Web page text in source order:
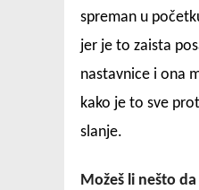
spreman u
jer je to zaista
nastavnice i ona
kako je to sve
slanje.
Možeš li nešto